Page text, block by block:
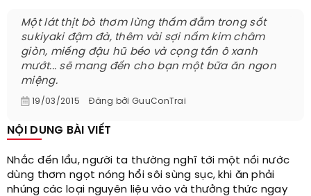
Một lát thịt bò thơm lừng thấm đẫm trong sốt
sukiyaki đậm đà, thêm vài sợi nấm kim châm
giòn, miếng đậu hũ béo và cọng tần ô xanh
mướt... sẽ mang đến cho bạn một bữa ăn ngon
miệng.
19/03/2015 Đăng bởi GuuConTrai
NỘI DUNG BÀI VIẾT
Nhắc đến lẩu, người ta thường nghĩ tới một nồi nước
dùng thơm ngọt nóng hổi sôi sùng sục, khi ăn phải
nhúng các loại nguyên liệu vào và thưởng thức ngay